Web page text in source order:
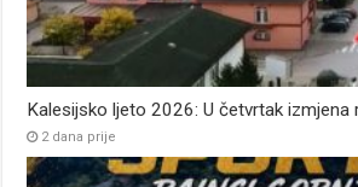
Kalesijsko ljeto 2026: U četvrtak izmjena
2 dana prije